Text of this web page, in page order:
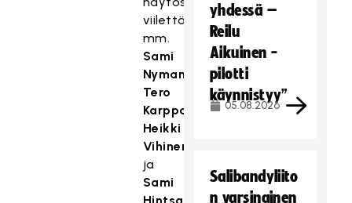
viilettävät
mm.
Sami
Nyman
Tero
Karppanen ,
Heikki
Vihinen
ja
Sami
yhdessä –
Reilu
Aikuinen -
pilotti
käynnistyy”
05.08.2026
Salibandyliito
n varsinainen